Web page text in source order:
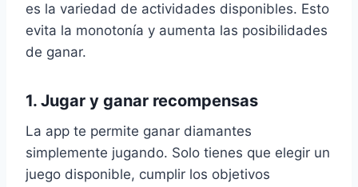
es la variedad de actividades disponibles. Esto
evita la monotonía y aumenta las posibilidades
de ganar.
1. Jugar y ganar recompensas
La app te permite ganar diamantes
simplemente jugando. Solo tienes que elegir un
juego disponible, cumplir los objetivos